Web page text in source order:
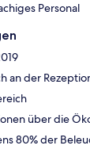
Personal
an der
über die
80% der